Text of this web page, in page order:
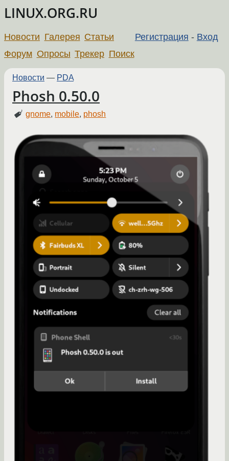
LINUX.ORG.RU
Регистрация - Вход
Новости Галерея Статьи
Форум Опросы Трекер Поиск
Новости — PDA
Phosh 0.50.0
gnome, mobile, phosh